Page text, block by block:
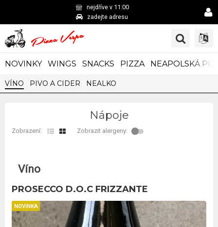
nejdříve v 11:00
zadejte adresu
NOVINKY WINGS SNACKS PIZZA NEAPOLSKÁ
VÍNO PIVO A CIDER NEALKO
Nápoje
Zobrazení: Zobrazit alergeny:
Víno
PROSECCO D.O.C FRIZZANTE
NOVINKA